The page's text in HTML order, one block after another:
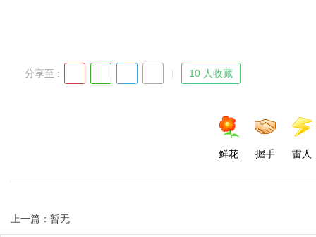
分享至 : 10 人收藏
鲜花 握手 雷人
上一篇：暂无